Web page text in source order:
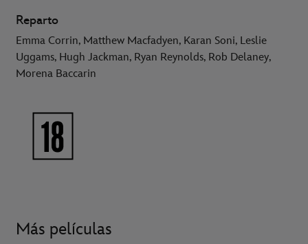
Reparto
Emma Corrin, Matthew Macfadyen, Karan Soni, Leslie
Uggams, Hugh Jackman, Ryan Reynolds, Rob Delaney,
Morena Baccarin
Más películas